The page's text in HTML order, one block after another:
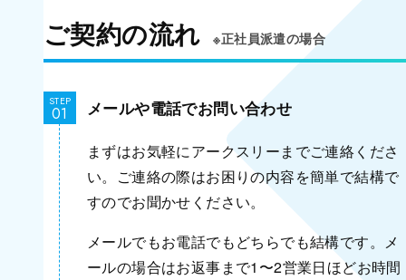
ご契約の流れ ※正社員派遣の場合
STEP メールや電話でお問い合わせ
まずはお気軽にアークスリーまでご連絡くださ
い。ご連絡の際はお困りの内容を簡単で結構で
すのでお聞かせください。
メールでもお電話でもどちらでも結構です。メ
ールの場合はお返事まで1〜2営業日ほどお時間